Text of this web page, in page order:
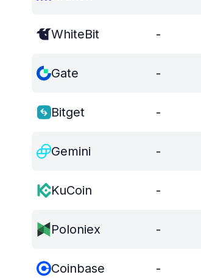
WhiteBit -
Gate -
Bitget -
Gemini -
KuCoin -
Poloniex -
Coinbase -